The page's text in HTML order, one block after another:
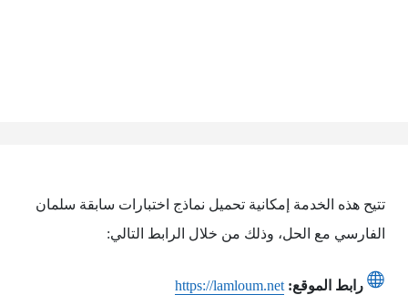
تتيح هذه الخدمة إمكانية تحميل نماذج اختبارات سابقة سلمان
الفارسي مع الحل، وذلك من خلال الرابط التالي:
رابط الموقع: https://lamloum.net